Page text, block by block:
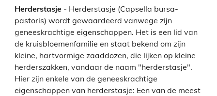
Herderstasje - Herderstasje (Capsella bursa-
pastoris) wordt gewaardeerd vanwege zijn
geneeskrachtige eigenschappen. Het is een lid van
de kruisbloemenfamilie en staat bekend om zijn
kleine, hartvormige zaaddozen, die lijken op kleine
herderszakken, vandaar de naam "herderstasje".
Hier zijn enkele van de geneeskrachtige
eigenschappen van herderstasje: Een van de meest